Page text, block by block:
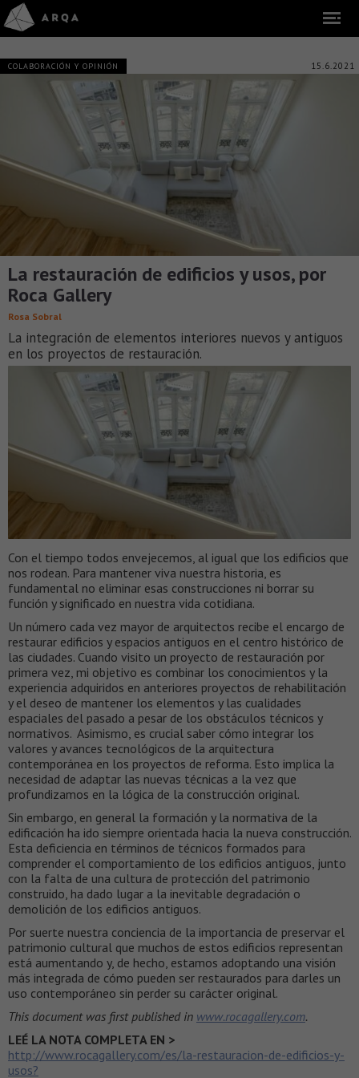
COLABORACIÓN Y OPINIÓN 15.6.2021
La restauración de edificios y usos, por
Roca Gallery
Rosa Sobral
La integración de elementos interiores nuevos y antiguos
en los proyectos de restauración.
Con el tiempo todos envejecemos, al igual que los edificios que
nos rodean. Para mantener viva nuestra historia, es
fundamental no eliminar esas construcciones ni borrar su
función y significado en nuestra vida cotidiana.
Un número cada vez mayor de arquitectos recibe el encargo de
restaurar edificios y espacios antiguos en el centro histórico de
las ciudades. Cuando visito un proyecto de restauración por
primera vez, mi objetivo es combinar los conocimientos y la
experiencia adquiridos en anteriores proyectos de rehabilitación
y el deseo de mantener los elementos y las cualidades
espaciales del pasado a pesar de los obstáculos técnicos y
normativos. Asimismo, es crucial saber cómo integrar los
valores y avances tecnológicos de la arquitectura
contemporánea en los proyectos de reforma. Esto implica la
necesidad de adaptar las nuevas técnicas a la vez que
profundizamos en la lógica de la construcción original.
Sin embargo, en general la formación y la normativa de la
edificación ha ido siempre orientada hacia la nueva construcción.
Esta deficiencia en términos de técnicos formados para
comprender el comportamiento de los edificios antiguos, junto
con la falta de una cultura de protección del patrimonio
construido, ha dado lugar a la inevitable degradación o
demolición de los edificios antiguos.
Por suerte nuestra conciencia de la importancia de preservar el
patrimonio cultural que muchos de estos edificios representan
está aumentando y, de hecho, estamos adoptando una visión
más integrada de cómo pueden ser restaurados para darles un
uso contemporáneo sin perder su carácter original.
This document was first published in www.rocagallery.com.
LEÉ LA NOTA COMPLETA EN >
http://www.rocagallery.com/es/la-restauracion-de-edificios-y-
usos?